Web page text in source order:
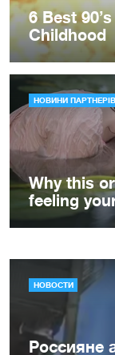
НОВОСТИ
Россияне